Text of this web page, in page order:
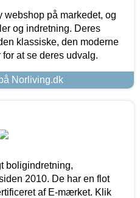
webshop på markedet, og
og indretning. Deres
klassiske, den moderne
at se deres udvalg.
Norliving.dk
boligindretning,
2010. De har en flot
af E-mærket. Klik